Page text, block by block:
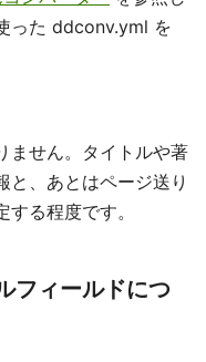
った ddconv.yml を
ません。タイトルや著
と、あとはページ送り
る程度です。
フィールドにつ